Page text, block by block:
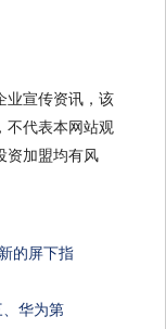
业宣传资讯，该
不代表本网站观
资加盟均有风
的屏下指
、华为第